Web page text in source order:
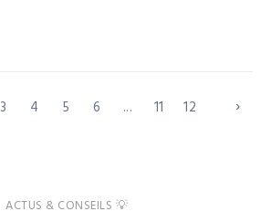
3 4 5 6 ... 11 12 ›
ACTUS & CONSEILS 💡